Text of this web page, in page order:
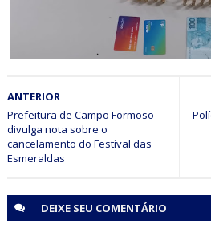
Operação Fim de Linha prende
kg de cocaína, munições e por
medicamentos na BR 116 em
ANTERIOR
Prefeitura de Campo Formoso
divulga nota sobre o
cancelamento do Festival das
Esmeraldas
DEIXE SEU COMENTÁRIO